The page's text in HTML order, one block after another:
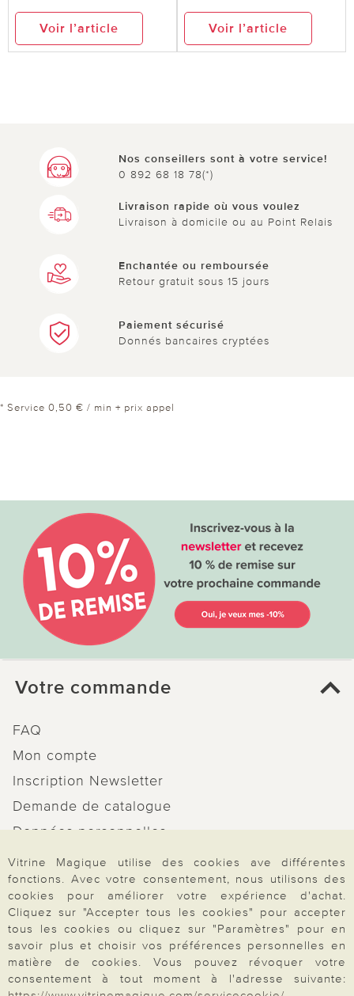
Voir l’article Voir l’article
Nos conseillers sont à votre service!
0 892 68 18 78(*)
Livraison rapide où vous voulez
Livraison à domicile ou au Point Relais
Enchantée ou remboursée
Retour gratuit sous 15 jours
Paiement sécurisé
Donnés bancaires cryptées
* Service 0,50 € / min + prix appel
Votre commande
FAQ
Mon compte
Inscription Newsletter
Demande de catalogue
Données personnelles
Droit de rétractation
Rétractation
Paiement & Livraison
Vitrine Magique utilise des cookies ave différentes
fonctions. Avec votre consentement, nous utilisons des
cookies pour améliorer votre expérience d'achat.
Cliquez sur "Accepter tous les cookies" pour accepter
tous les cookies ou cliquez sur "Paramètres" pour en
savoir plus et choisir vos préférences personnelles en
matière de cookies. Vous pouvez révoquer votre
consentement à tout moment à l'adresse suivante: